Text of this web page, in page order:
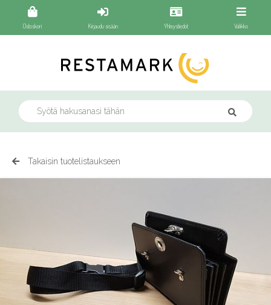
Takaisin tuotelistaukseen
Ostoskori Kirjaudu sisään Yhteystiedot Valikko